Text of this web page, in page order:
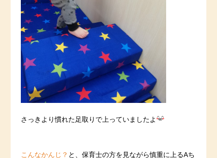
さっきより慣れた足取りで上っていましたよ
こんなかんじ？ と、保育士の方を見ながら慎重に上るAち